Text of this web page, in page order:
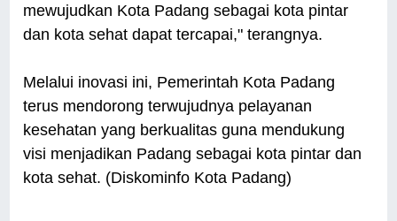
mewujudkan Kota Padang sebagai kota pintar
dan kota sehat dapat tercapai," terangnya.
Melalui inovasi ini, Pemerintah Kota Padang
terus mendorong terwujudnya pelayanan
kesehatan yang berkualitas guna mendukung
visi menjadikan Padang sebagai kota pintar dan
kota sehat. (Diskominfo Kota Padang)